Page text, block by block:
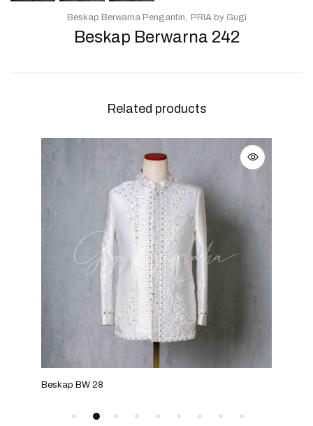
Beskap Berwarna 242
Beskap Berwarna Pengantin PRIA by Gugi
Related products
Beskap BW 28